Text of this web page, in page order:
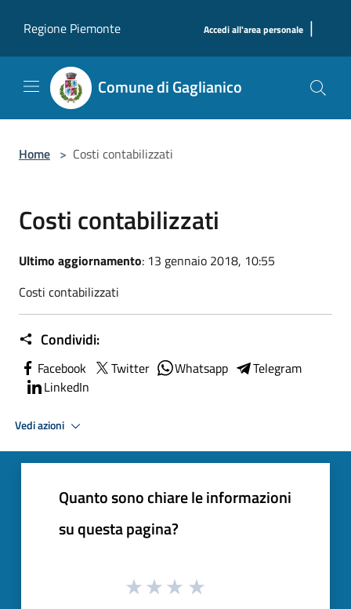
Regione Piemonte
Accedi all'area personale |
Comune di Gaglianico
Home > Costi contabilizzati
Costi contabilizzati
Ultimo aggiornamento: 13 gennaio 2018, 10:55
Costi contabilizzati
Condividi:
Facebook Twitter Whatsapp
Telegram
LinkedIn
Vedi azioni
Quanto sono chiare le informazioni
su questa pagina?